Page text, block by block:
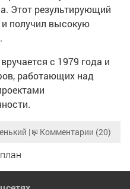
Этот результирующий
получил высокую
вручается с 1979 года и
работающих над
| Комментарии (20)